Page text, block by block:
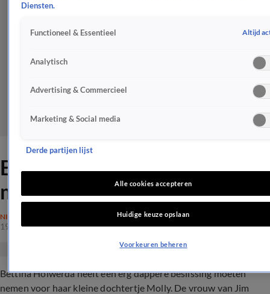
Bettina Holwerda neemt
moedige beslissing voor baby
NIEUWS
19 nov 2019, 20:45
Bettina Holwerda heeft een erg dappere beslissing moeten
nemen voor haar kleine dochtertje Molly. De vrouw van Jim
Diensten.
Functioneel & Essentieel Altijd
Analytisch
Advertising & Commercieel
Marketing & Social media
Derde partijen lijst
Alle cookies accepteren
Huidige keuze opslaan
Voorkeuren beheren